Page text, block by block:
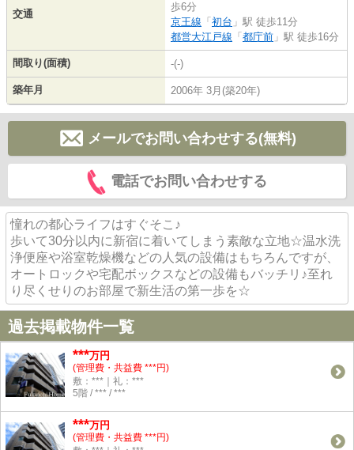
交通
歩6分
京王線 「 初台 」駅 徒歩11分
都営大江戸線 「 都庁前 」駅 徒歩16分
間取り(面積) -(-)
築年月 2006年 3月(築20年)
メールでお問い合わせする(無料)
電話でお問い合わせする
憧れの都心ライフはすぐそこ♪
歩いて30分以内に新宿に着いてしまう素敵な立地☆温水洗
浄便座や浴室乾燥機などの人気の設備はもちろんですが、
オートロックや宅配ボックスなどの設備もバッチリ♪至れ
り尽くせりのお部屋で新生活の第一歩を☆
過去掲載物件一覧
***万円
(管理費・共益費 ***円)
敷：***｜礼：***
5階 / *** / ***
***万円
(管理費・共益費 ***円)